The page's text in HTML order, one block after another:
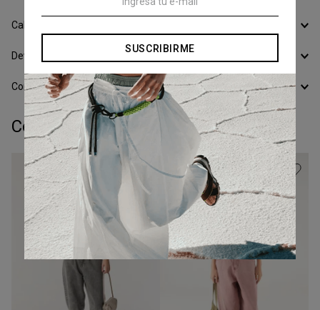
Calcular Envío
Devoluciones
Conocer todos los Medios de Pago
Completá tu look:
SUSCRIBIRME